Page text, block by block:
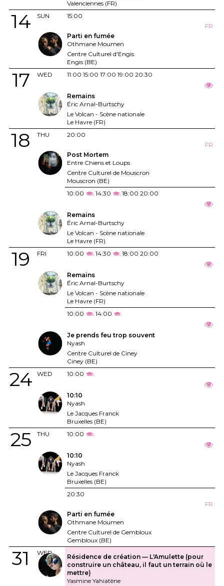
Valenciennes (FR)
SUN
14
15:00
FR
Parti en fumée
Othmane Moumen
Centre Culturel d'Engis
Engis (BE)
WED
17 11:00 15:00 17:00 19:00 20:30
Remains
Éric Arnal-Burtschy
Le Volcan - Scène nationale
Le Havre (FR)
THU
18
20:00
FR
Post Mortem
Entre Chiens et Loups
Centre Culturel de Mouscron
Mouscron (BE)
10:00
14:30 18:0020:00
Remains
Éric Arnal-Burtschy
Le Volcan - Scène nationale
Le Havre (FR)
FRI
19 10:00 14:30 18:0020:00
Remains
Éric Arnal-Burtschy
Le Volcan - Scène nationale
Le Havre (FR)
10:00
14:00
Je prends feu trop souvent
Nyash
Centre Culturel de Ciney
Ciney (BE)
WED
24 10:00
10:10
Nyash
Le Jacques Franck
Bruxelles (BE)
THU
25 10:00
10:10
Nyash
Le Jacques Franck
Bruxelles (BE)
20:30
FR
Parti en fumée
Othmane Moumen
Centre Culturel de Gembloux
Gembloux (BE)
WED
31
Résidence de création — L'Amulette (pour
construire un château, il faut un terrain où le
mettre)
Yasmine Yahiatène